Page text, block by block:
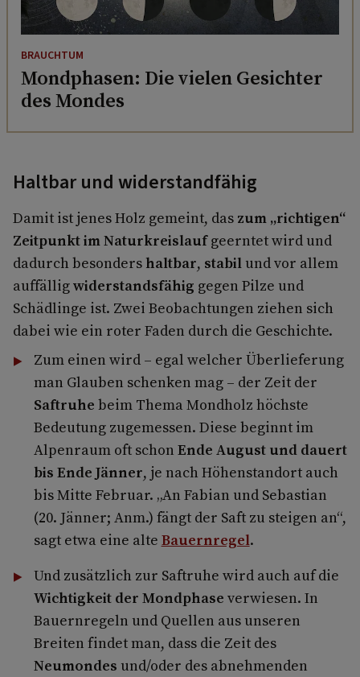
BRAUCHTUM
Mondphasen: Die vielen Gesichter
des Mondes
Haltbar und widerstandfähig
Damit ist jenes Holz gemeint, das zum „richtigen“
Zeitpunkt im Naturkreislaufgeerntet wird und
dadurch besonders haltbar, stabil und vor allem
auffälligwiderstandsfähig gegen Pilze und
Schädlinge ist. Zwei Beobachtungen ziehen sich
dabei wie ein roter Faden durch die Geschichte.
Zum einen wird – egal welcher Überlieferung
man Glauben schenken mag – der Zeit der
Saftruhe beim Thema Mondholz höchste
Bedeutung zugemessen. Diese beginnt im
Alpenraum oft schon Ende August und dauert
bis Ende Jänner, je nach Höhenstandort auch
bis Mitte Februar. „An Fabian und Sebastian
(20. Jänner; Anm.) fängt der Saft zu steigen an“,
sagt etwa eine alte Bauernregel.
Und zusätzlich zur Saftruhe wird auch auf die
Wichtigkeit der Mondphase verwiesen. In
Bauernregeln und Quellen aus unseren
Breiten findet man, dass die Zeit des
Neumondes und/oder des abnehmenden